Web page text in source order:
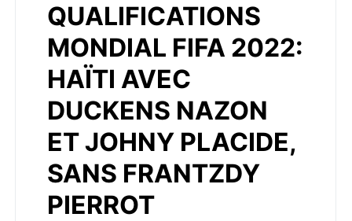
QUALIFICATIONS
MONDIAL FIFA 2022:
HAÏTI AVEC
DUCKENS NAZON
ET JOHNY PLACIDE,
SANS FRANTZDY
PIERROT